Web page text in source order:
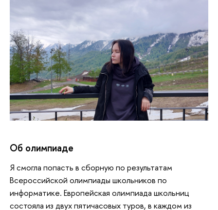
Об олимпиаде
Я смогла попасть в сборную по результатам
Всероссийской олимпиады школьников по
информатике. Европейская олимпиада школьниц
состояла из двух пятичасовых туров, в каждом из